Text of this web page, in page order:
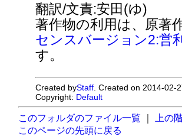
翻訳/文責:安田(ゆ)
著作物の利用は、原著
センスバージョン2:営
す。
Created byStaff . Created on 2014-
Copyright: Default
このフォルダのファイル一覧
上の
このページの先頭に戻る